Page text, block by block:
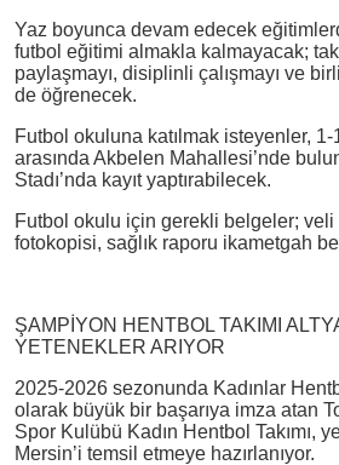
Yaz boyunca devam edecek
futbol eğitimi almakla kalmayacak;
paylaşmayı, disiplinli çalışmayı ve
de öğrenecek.
Futbol okuluna katılmak isteyenler,
arasında Akbelen Mahallesi’nde
Stadı’nda kayıt yaptırabilecek.
Futbol okulu için gerekli belgeler;
fotokopisi, sağlık raporu ikametgah
ŞAMPİYON HENTBOL TAKIMI
YETENEKLER ARIYOR
2025-2026 sezonunda Kadınlar
olarak büyük bir başarıya imza atan
Spor Kulübü Kadın Hentbol Takımı,
Mersin’i temsil etmeye hazırlanıyor.